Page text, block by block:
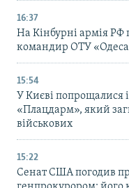
16:37
На Кінбурні армія РФ
командир ОТУ
15:54
У Києві попрощалися
«Плацдарм», який
військових
15:22
Сенат США погодив